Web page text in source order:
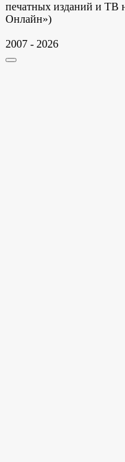
печатных изданий и ТВ
Онлайн»)
2007 - 2026